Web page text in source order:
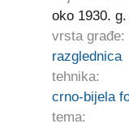
oko 1930. g.
vrsta građe:
razglednica
tehnika:
crno-bijela
tema: